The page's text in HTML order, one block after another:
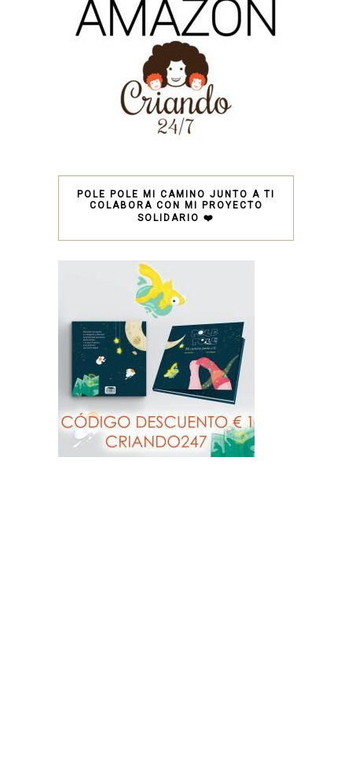
POLE POLE MI CAMINO JUNTO A TI
COLABORA CON MI PROYECTO
SOLIDARIO ❤️